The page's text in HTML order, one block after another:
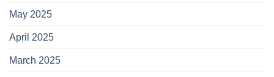
May 2025
April 2025
March 2025